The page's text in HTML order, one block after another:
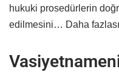
hukuki prosedürlerin
edilmesini… Daha